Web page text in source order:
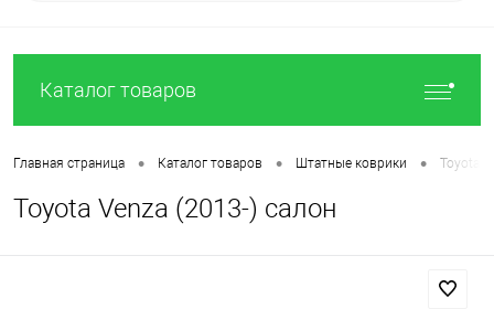
Каталог товаров
Главная страница • Каталог товаров • Штатные коврики • Toyota
Toyota Venza (2013-) салон